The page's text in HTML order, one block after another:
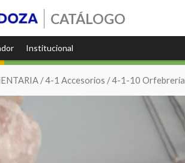
CATÁLOGO
Institucional
/4-1 Accesorios /4-1-10 Orfebrería